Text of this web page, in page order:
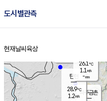
도시별관측
홈
현재날씨 육상
파주금촌
탄현
28.9℃
1.2m/s
26.1℃
1.1 m/s
-mm